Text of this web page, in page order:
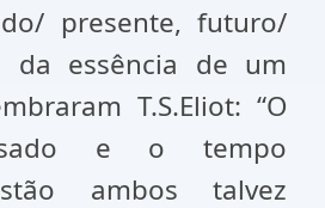
presente, futuro/
da essência de um
T.S.Eliot: “O
e o tempo
ambos talvez